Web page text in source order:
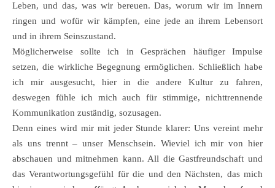
Leben, und das, was wir bereuen. Das, worum wir im Innern
ringen und wofür wir kämpfen, eine jede an ihrem Lebensort
und in ihrem Seinszustand.
Möglicherweise sollte ich in Gesprächen häufiger Impulse
setzen, die wirkliche Begegnung ermöglichen. Schließlich habe
ich mir ausgesucht, hier in die andere Kultur zu fahren,
deswegen fühle ich mich auch für stimmige, nichttrennende
Kommunikation zuständig, sozusagen.
Denn eines wird mir mit jeder Stunde klarer: Uns vereint mehr
als uns trennt – unser Menschsein. Wieviel ich mir von hier
abschauen und mitnehmen kann. All die Gastfreundschaft und
das Verantwortungsgefühl für die und den Nächsten, das mich